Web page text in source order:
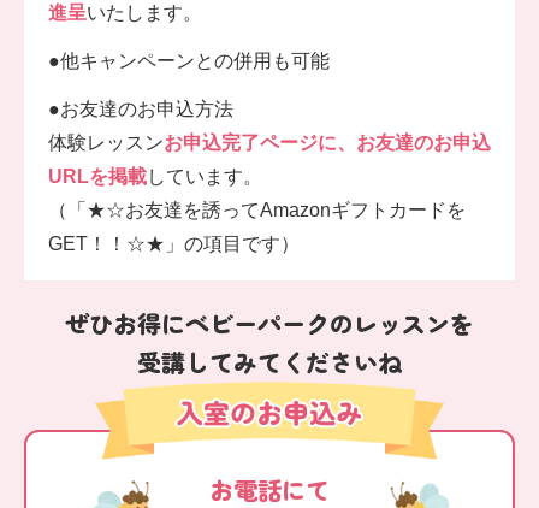
進呈いたします。
●他キャンペーンとの併用も可能
●お友達のお申込方法
体験レッスンお申込完了ページに、お友達のお申込
URLを掲載しています。
（「★☆お友達を誘ってAmazonギフトカードを
GET！！☆★」の項目です）
ぜひお得にベビーパークのレッスンを
受講してみてくださいね
お電話にて